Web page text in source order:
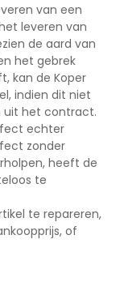
van een
leveren van
de aard van
het gebrek
kan de Koper
indien dit niet
uit het contract.
echter
zonder
heeft de
te
te repareren,
of